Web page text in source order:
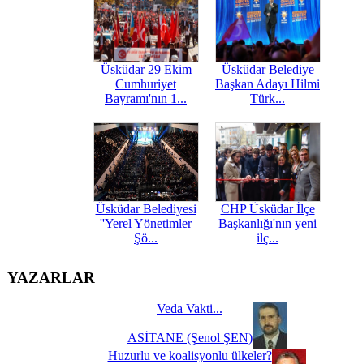
Üsküdar 29 Ekim
Cumhuriyet
Bayramı'nın 1...
Üsküdar Belediye
Başkan Adayı Hilmi
Türk...
Üsküdar Belediyesi
''Yerel Yönetimler
Şö...
CHP Üsküdar İlçe
Başkanlığı'nın yeni
ilç...
YAZARLAR
Veda Vakti...
ASİTANE (Şenol ŞEN)
Huzurlu ve koalisyonlu ülkeler?